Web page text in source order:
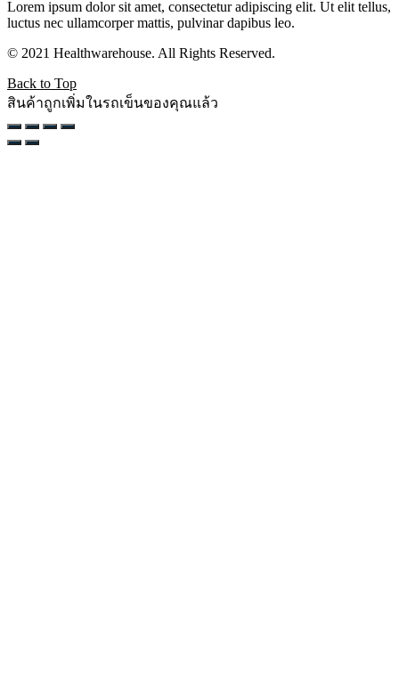
Lorem ipsum dolor sit amet, consectetur adipiscing elit. Ut elit tellus,
luctus nec ullamcorper mattis, pulvinar dapibus leo.
© 2021 Healthwarehouse. All Rights Reserved.
Back to Top
สินค้าถูกเพิ่มในรถเข็นของคุณแล้ว